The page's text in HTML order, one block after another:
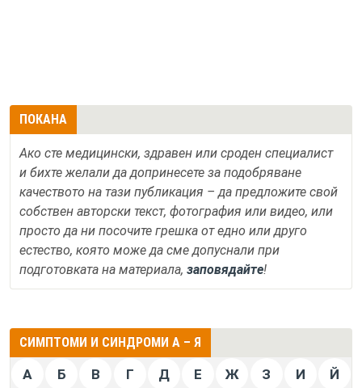
ПОКАНА
Ако сте медицински, здравен или сроден специалист
и бихте желали да допринесете за подобряване
качеството на тази публикация – да предложите свой
собствен авторски текст, фотография или видео, или
просто да ни посочите грешка от едно или друго
естество, която може да сме допуснали при
подготовката на материала, заповядайте!
СИМПТОМИ И СИНДРОМИ А – Я
А Б В Г Д Е Ж З И Й